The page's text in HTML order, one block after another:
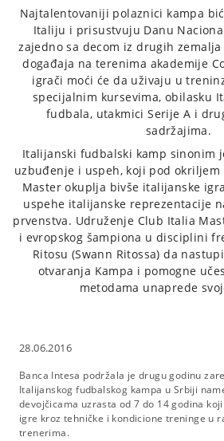
Najtalentovaniji polaznici kampa
Italiju i prisustvuju Danu
zajedno sa decom iz drugih
događaja na terenima akademije
igrači moći će da uživaju u
specijalnim kursevima, obilasku
fudbala, utakmici Serije A i
sadržajima.
Italijanski fudbalski kamp sinonim
uzbuđenje i uspeh, koji pod
Master okuplja bivše italijanske
uspehe italijanske reprezentacije
prvenstva. Udruženje Club Italia
i evropskog šampiona u disciplini
Ritosu (Swann Ritossa) da
otvaranja Kampa i pomogne
metodama unaprede
28.06.2016
Banca Intesa podržala je drugu godinu
Italijanskog fudbalskog kampa u Srbiji
devojčicama uzrasta od 7 do 14 godina
igre kroz tehničke i kondicione treninge u
trenerima.